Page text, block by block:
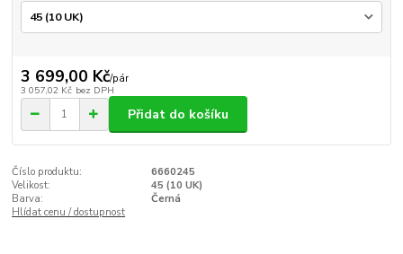
3 699,00 Kč/pár
3 057,02 Kč bez DPH
Přidat do košíku
Číslo produktu:
6660245
Velikost:
45 (10 UK)
Barva:
Černá
Hlídat cenu / dostupnost